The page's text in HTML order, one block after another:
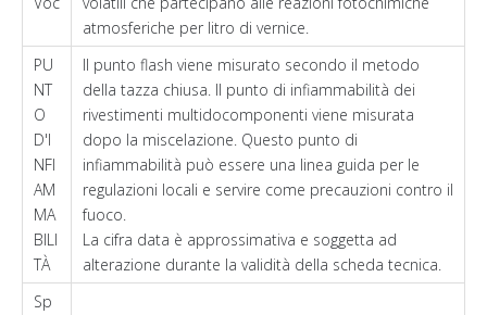
atmosferiche per litro di vernice.
PU
NT
O
D'I
NFI
AM
MA
BILI
TÀ
Il punto flash viene misurato secondo il metodo
della tazza chiusa. Il punto di infiammabilità dei
rivestimenti multidocomponenti viene misurata
dopo la miscelazione. Questo punto di
infiammabilità può essere una linea guida per le
regulazioni locali e servire come precauzioni contro il
fuoco.
La cifra data è approssimativa e soggetta ad
alterazione durante la validità della scheda tecnica.
Sp